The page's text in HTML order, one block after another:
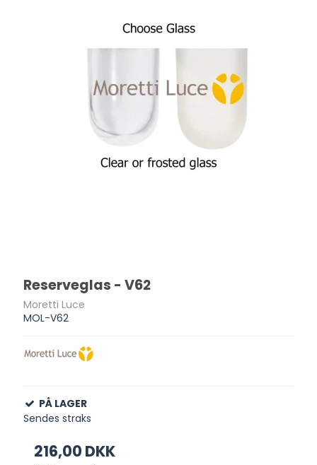
Reserveglas - V62
Moretti Luce
MOL-V62
PÅ LAGER
Sendes straks
216,00 DKK